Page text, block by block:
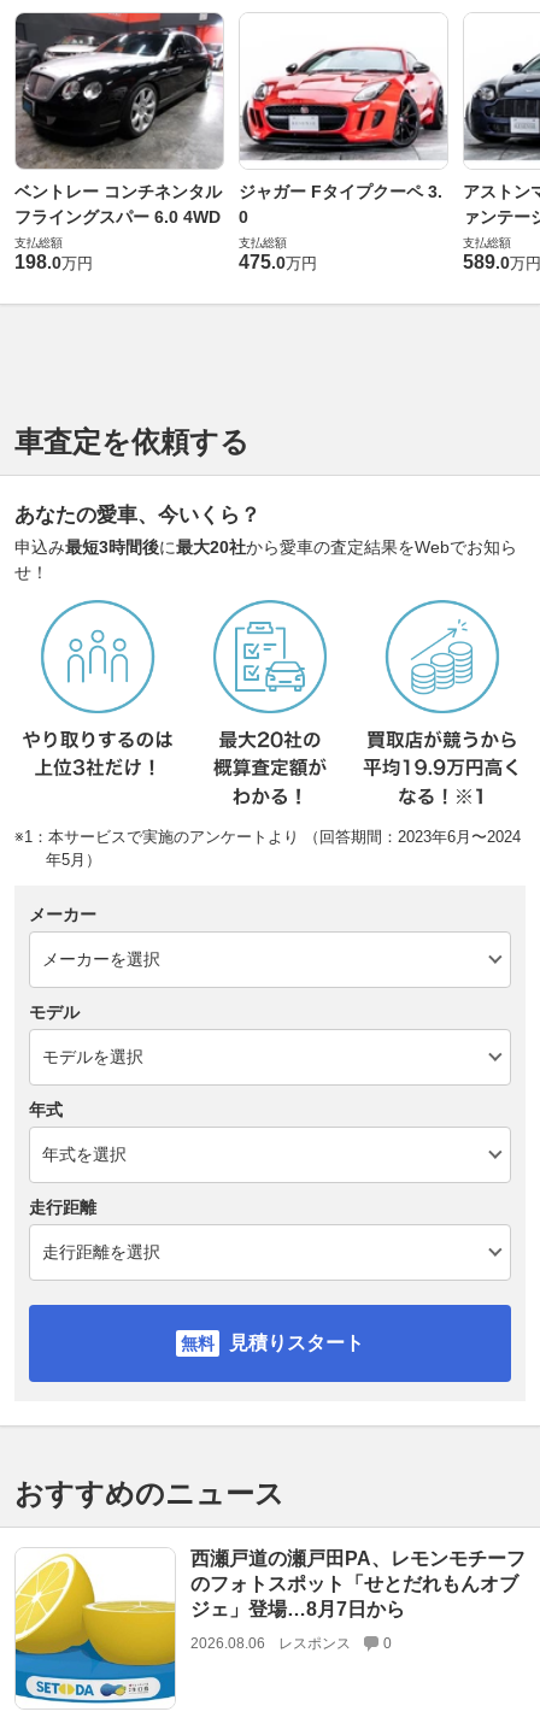
ベントレー コンチネンタル
フライングスパー 6.0 4WD
支払総額
198.0万円
ジャガー Fタイプクーペ 3.
0
支払総額
475.0万円
アストン
ァンテー
支払総額
589.0万円
車査定を依頼する
あなたの愛車、今いくら？
申込み最短3時間後に最大20社から愛車の査定結果をWebでお知ら
せ！
※1：本サービスで実施のアンケートより （回答期間：2023年6月〜2024
年5月）
メーカー
モデル
年式
走行距離
見積りスタート
おすすめのニュース
西瀬戸道の瀬戸田PA、レモンモチーフ
のフォトスポット「せとだれもんオブ
ジェ」登場…8月7日から
2026.08.06 レスポンス 0